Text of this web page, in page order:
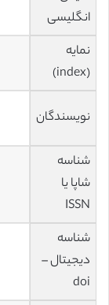
انگلیسی
نمایه
(index)
نویسندگان
شناسه
شاپا یا
ISSN
شناسه
دیجیتال –
doi